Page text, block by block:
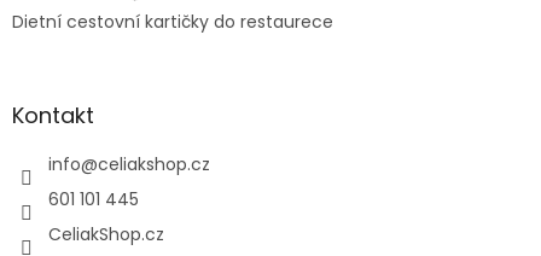
Dietní cestovní kartičky do restaurece
Kontakt
info@celiakshop.cz
601 101 445
CeliakShop.cz